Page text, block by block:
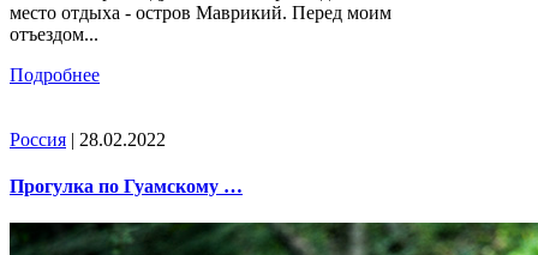
место отдыха - остров Маврикий. Перед моим
отъездом...
Подробнее
Россия | 28.02.2022
Прогулка по Гуамскому …